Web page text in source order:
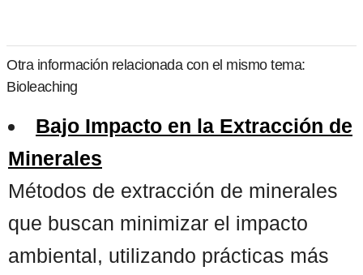
Otra información relacionada con el mismo tema:
Bioleaching
Bajo Impacto en la Extracción de
Minerales
Métodos de extracción de minerales
que buscan minimizar el impacto
ambiental, utilizando prácticas más